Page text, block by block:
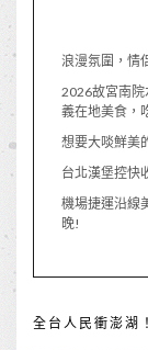
浪漫氛圍，情
2026故宮南院
義在地美食，
想要大啖鮮美
台北漢堡控快
機場捷運沿線
晚!
全台人民衝澎湖